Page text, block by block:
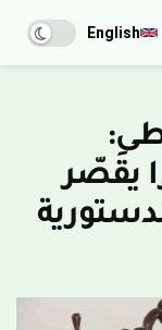
English
يقَصّر